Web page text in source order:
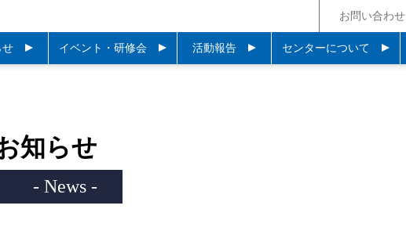
お問い合わせ
せ イベント・研修会 活動報告 センターについて
知らせ
- News -